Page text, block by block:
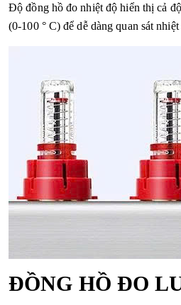
Độ đồng hồ đo nhiệt độ hiển thị cả
(0-100 ° C) để dễ dàng quan sát
ĐỒNG HỒ ĐO